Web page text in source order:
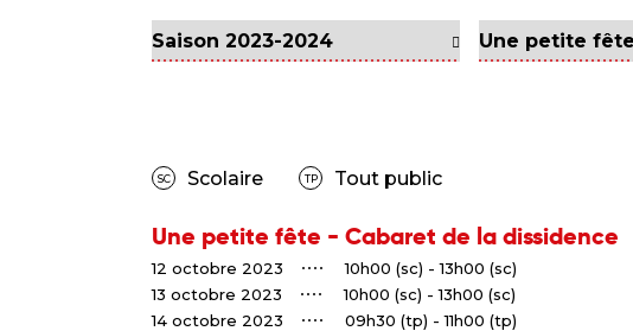
SC Scolaire TP Tout public
Une petite fête - Cabaret de la dissidence
12 octobre 2023
10h00 (sc) - 13h00 (sc)
13 octobre 2023
10h00 (sc) - 13h00 (sc)
14 octobre 2023
09h30 (tp) - 11h00 (tp)